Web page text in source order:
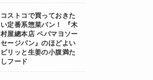
コストコで買っておきた
い定番系惣菜パン！ 『木
村屋總本店 ペパマヨソー
セージパン』のほどよい
ピリッと生姜の小腹満た
しフード